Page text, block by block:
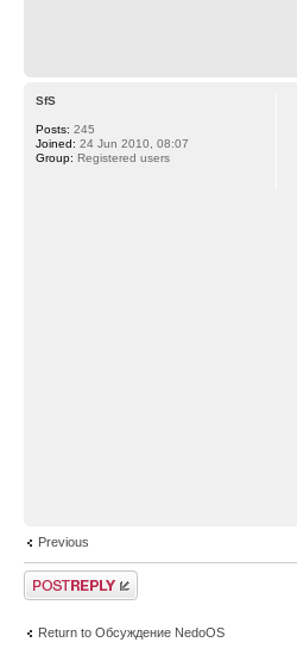
SfS
Posts: 245
Joined: 24 Jun 2010, 08:07
Group: Registered users
Previous
Post a reply
Return to Обсуждение NedoOS